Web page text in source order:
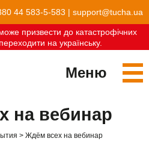
44 583-5-583 | support@tucha.ua
призвести до катастрофічних
на українську.
Меню
на вебинар
Ждём всех на вебинар